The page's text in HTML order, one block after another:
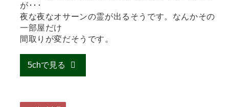
が･･･
夜な夜なオサーンの霊が出るそうです。なんかその
一部屋だけ
間取りが変だそうです。
5chで見る